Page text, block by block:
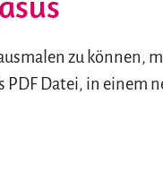
zu können,
Datei, in einem